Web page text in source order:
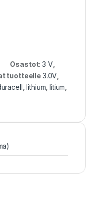
Osastot:3 V,
tuotteelle 3.0V
,lithium ,litium